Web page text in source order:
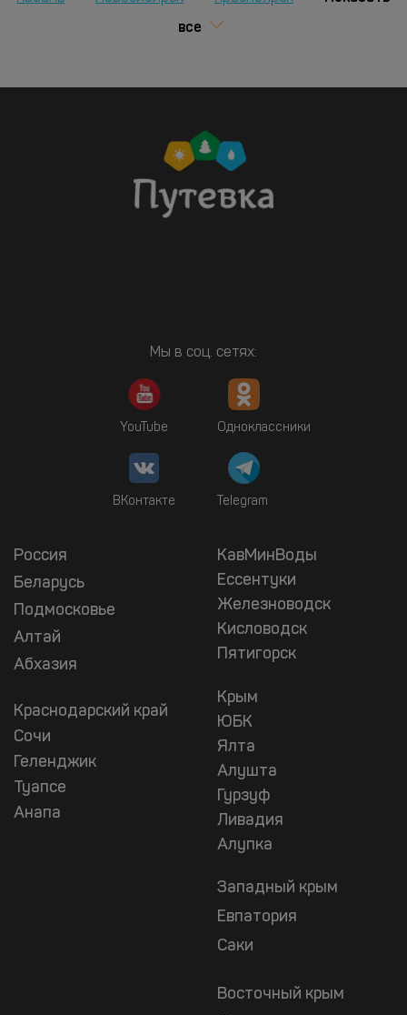
все
Мы в соц. сетях:
YouTube Одноклассники
ВКонтакте Telegram
Россия
Беларусь
Подмосковье
Алтай
Абхазия
Краснодарский край
Сочи
Геленджик
Туапсе
Анапа
КавМинВоды
Ессентуки
Железноводск
Кисловодск
Пятигорск
Крым
ЮБК
Ялта
Алушта
Гурзуф
Ливадия
Алупка
Западный крым
Евпатория
Саки
Восточный крым